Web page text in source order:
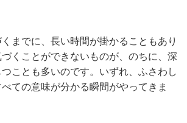
までに、長い時間が掛かることもあり
くことができないものが、のちに、深
ことも多いのです。いずれ、ふさわし
ての意味が分かる瞬間がやってきま